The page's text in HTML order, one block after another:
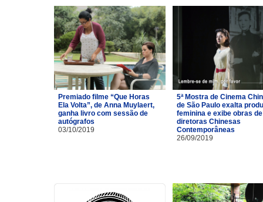
Premiado filme “Que Horas
Ela Volta”, de Anna Muylaert,
ganha livro com sessão de
autógrafos
03/10/2019
5ª Mostra de Cinema
de São Paulo exalta
feminina e exibe obras de
diretoras Chinesas
Contemporâneas
26/09/2019